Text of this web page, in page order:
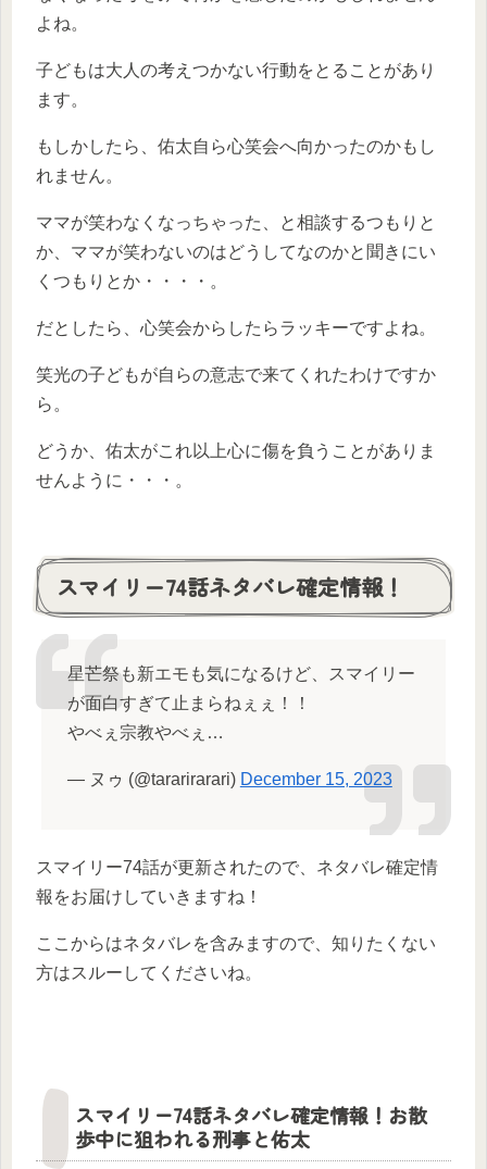
よね。
子どもは大人の考えつかない行動をとることがあり
ます。
もしかしたら、佑太自ら心笑会へ向かったのかもし
れません。
ママが笑わなくなっちゃった、と相談するつもりと
か、ママが笑わないのはどうしてなのかと聞きにい
くつもりとか・・・・。
だとしたら、心笑会からしたらラッキーですよね。
笑光の子どもが自らの意志で来てくれたわけですか
ら。
どうか、佑太がこれ以上心に傷を負うことがありま
せんように・・・。
スマイリー74話ネタバレ確定情報！
星芒祭も新エモも気になるけど、スマイリー
が面白すぎて止まらねぇぇ！！
やべぇ宗教やべぇ…
— ヌゥ (@tararirarari) December 15, 2023
スマイリー74話が更新されたので、ネタバレ確定情
報をお届けしていきますね！
ここからはネタバレを含みますので、知りたくない
方はスルーしてくださいね。
スマイリー74話ネタバレ確定情報！お散
歩中に狙われる刑事と佑太